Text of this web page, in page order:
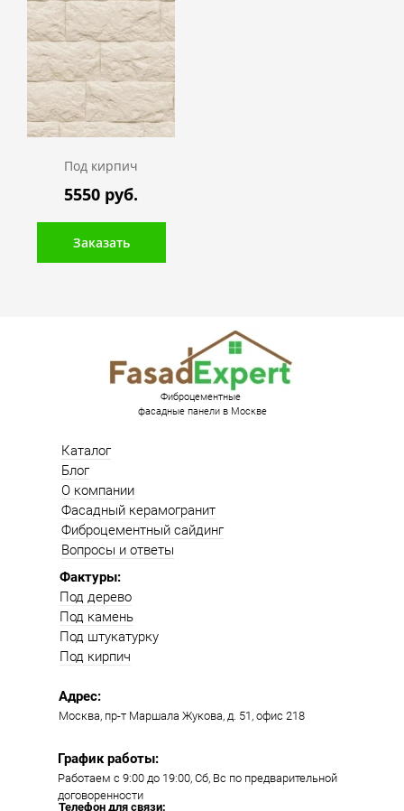
Под кирпич
5550 руб.
Заказать
Фактуры:
Под дерево
Под камень
Под штукатурку
Под кирпич
Работаем с 9:00 до 19:00​, Сб, Вс по предварительной
договоренности
Москва, пр-т Маршала Жукова, д. 51, офис 218​​
Каталог
Блог
О компании
Фасадный керамогранит
Фиброцементный сайдинг
Вопросы и ответы
Адрес:
График работы:
Телефон для связи:
Фиброцементные
фасадные панели в Москве